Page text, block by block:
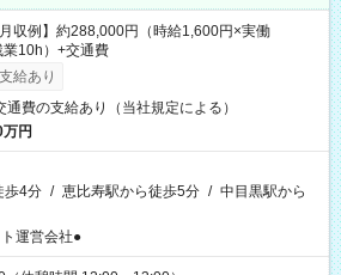
収例】約288,000円（時給1,600円×実働
10h）+交通費
給あり
通費の支給あり（当社規定による）
円
歩4分 / 恵比寿駅から徒歩5分 / 中目黒駅から
運営会社●